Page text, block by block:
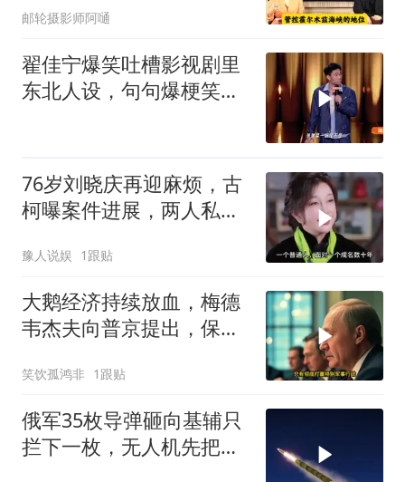
邮轮摄影师阿嗵
翟佳宁爆笑吐槽影视剧里
东北人设，句句爆梗笑点
76岁刘晓庆再迎麻烦，古
柯曝案件进展，两人私密
豫人说娱 1跟贴
大鹅经济持续放血，梅德
韦杰夫向普京提出，保住
笑饮孤鸿非 1跟贴
俄军35枚导弹砸向基辅只
拦下一枚，无人机先把爱